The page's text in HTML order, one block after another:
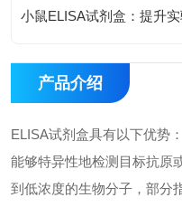
产品介绍
ELISA试剂盒具有以下优势
能够特异性地检测目标抗原
到低浓度的生物分子，部分